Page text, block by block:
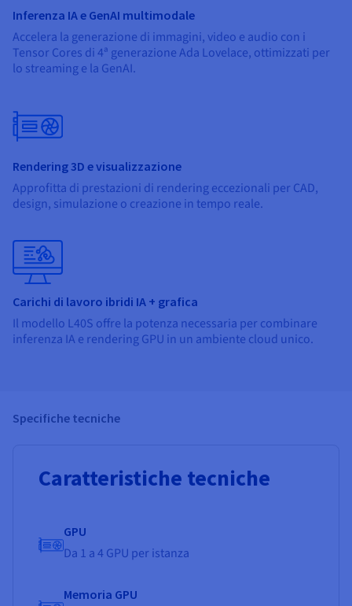
Inferenza IA e GenAI multimodale
Accelera la generazione di immagini, video e audio con i
Tensor Cores di 4ª generazione Ada Lovelace, ottimizzati per
lo streaming e la GenAI.
Rendering 3D e visualizzazione
Approfitta di prestazioni di rendering eccezionali per CAD,
design, simulazione o creazione in tempo reale.
Carichi di lavoro ibridi IA + grafica
Il modello L40S offre la potenza necessaria per combinare
inferenza IA e rendering GPU in un ambiente cloud unico.
Specifiche tecniche
Caratteristiche tecniche
GPU
Da 1 a 4 GPU per istanza
Memoria GPU